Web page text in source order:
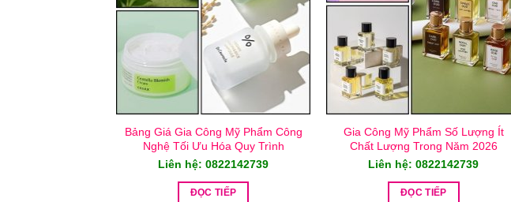
Bảng Giá Gia Công Mỹ Phẩm Công
Nghệ Tối Ưu Hóa Quy Trình
Liên hệ: 0822142739
ĐỌC TIẾP
Gia Công Mỹ Phẩm Số Lượng Ít
Chất Lượng Trong Năm 2026
Liên hệ: 0822142739
ĐỌC TIẾP